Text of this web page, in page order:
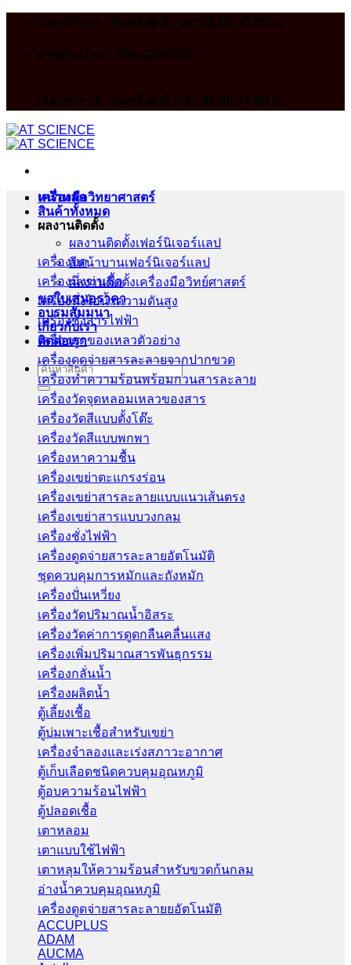
Skip
เวลาทำการ : จันทร์-ศุกร์ เวลา 08:00-17.00 น.
สายด่วนโทร : 086-420-0366
เวลาทำการ : จันทร์-ศุกร์ เวลา 08:00-17.00 น.
หน้าหลัก
สินค้าทั้งหมด
ผลงานติดตั้ง
ผลงานติดตั้งเฟอร์นิเจอร์เเลป
สีหน้าบานเฟอร์นิเจอร์เเลป
ผลงานติดตั้งเครื่องมือวิทย์ศาสตร์
ขอใบเสนอราคา
อบรมสัมมนา
เกี่ยวกับเรา
ติดต่อเรา
Search
for:
เครื่องมือวิทยาศาสตร์
เครื่องบด
เครื่องนึ่งฆ่าเชื้อ
เครื่องนึ่งไอน้ำความดันสูง
เครื่องชั่งสารไฟฟ้า
เครื่องดูดของเหลวตัวอย่าง
เครื่องดูดจ่ายสารละลายจากปากขวด
เครื่องทำความร้อนพร้อมกวนสารละลาย
เครื่องวัดจุดหลอมเหลวของสาร
เครื่องวัดสีแบบตั้งโต๊ะ
เครื่องวัดสีแบบพกพา
เครื่องหาความชื้น
เครื่องเขย่าตะแกรงร่อน
เครื่องเขย่าสารละลายแบบแนวเส้นตรง
เครื่องเขย่าสารแบบวงกลม
เครื่องชั่งไฟฟ้า
เครื่องดูดจ่ายสารละลายอัตโนมัติ
ชุดควบคุมการหมักและถังหมัก
เครื่องปั่นเหวี่ยง
เครื่องวัดปริมาณน้ำอิสระ
เครื่องวัดค่าการดูดกลืนคลื่นแสง
เครื่องเพิ่มปริมาณสารพันธุกรรม
เครื่องกลั่นน้ำ
เครื่องผลิตน้ำ
ตู้เลี้ยงเชื้อ
ตู้บ่มเพาะเชื้อสำหรับเขย่า
เครื่องจำลองและเร่งสภาวะอากาศ
ตู้เก็บเลือดชนิดควบคุมอุณหภูมิ
ตู้อบความร้อนไฟฟ้า
ตู้ปลอดเชื้อ
เตาหลอม
เตาแบบใช้ไฟฟ้า
เตาหลุมให้ความร้อนสำหรับขวดก้นกลม
อ่างน้ำควบคุมอุณหภูมิ
เครื่องดูดจ่ายสารละลายยอัตโนมัติ
ACCUPLUS
ADAM
AUCMA